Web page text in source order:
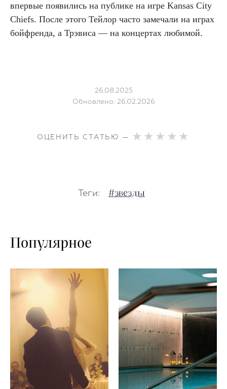
впервые появились на публике на игре Kansas City
Chiefs. После этого Тейлор часто замечали на играх
бойфренда, а Трэвиса — на концертах любимой.
26.08.2025
Обновлено: 26.02.2026
ОЦЕНИТЬ СТАТЬЮ —
Теги: #звезды
Популярное